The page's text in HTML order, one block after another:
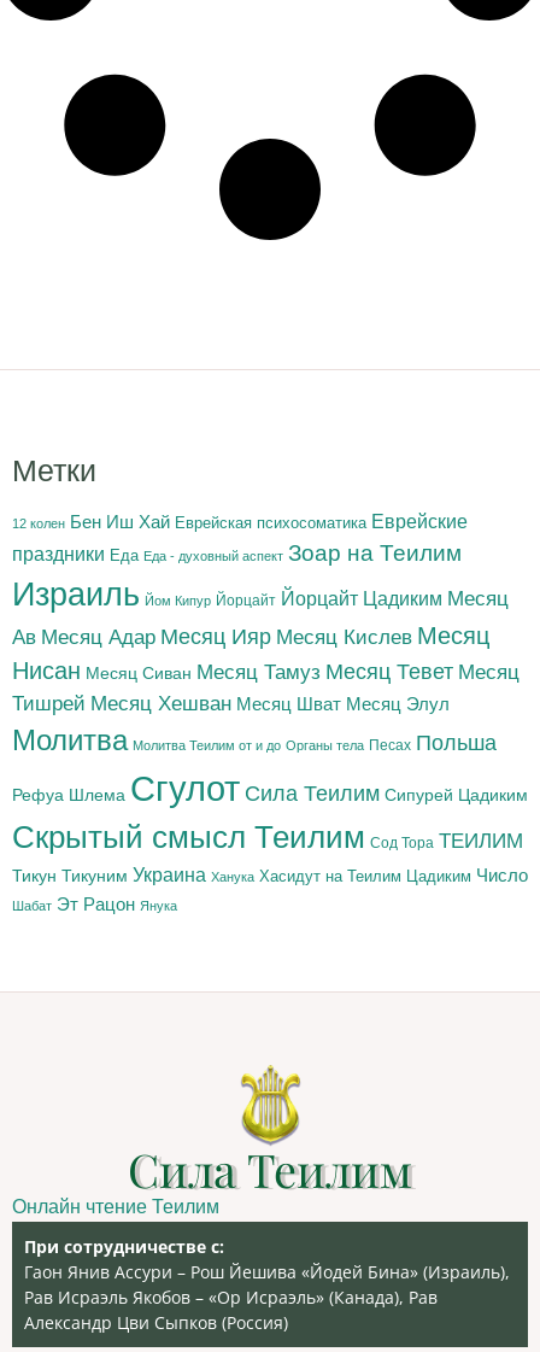
Метки
12 колен Бен Иш Хай Еврейская психосоматика Еврейские
праздники Еда Еда - духовный аспект Зоар на Теилим
Израиль Йом Кипур Йорцайт Йорцайт Цадиким Месяц
Ав Месяц Адар Месяц Ияр Месяц Кислев Месяц
Нисан Месяц Сиван Месяц Тамуз Месяц Тевет Месяц
Тишрей Месяц Хешван Месяц Шват Месяц Элул
Молитва Молитва Теилим от и до Органы тела Песах Польша
Рефуа Шлема Сгулот Сила Теилим Сипурей Цадиким
Скрытый смысл Теилим Сод Тора ТЕИЛИМ
Тикун Тикуним Украина Ханука Хасидут на Теилим Цадиким Число
Шабат Эт Рацон Янука
Сила Теилим
Онлайн чтение Теилим
При сотрудничестве с:
Гаон Янив Ассури – Рош Йешива «Йодей Бина» (Израиль),
Рав Исраэль Якобов – «Ор Исраэль» (Канада), Рав
Александр Цви Сыпков (Россия)